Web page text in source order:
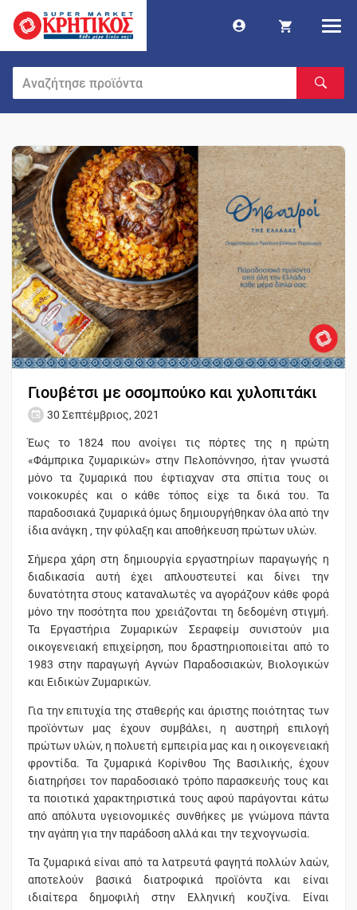
Γιουβέτσι με οσομπούκο και χυλοπιτάκι
30 Σεπτέμβριος, 2021
Έως το 1824 που ανοίγει τις πόρτες της η πρώτη
«Φάμπρικα ζυμαρικών» στην Πελοπόννησο, ήταν γνωστά
μόνο τα ζυμαρικά που έφτιαχναν στα σπίτια τους οι
νοικοκυρές και ο κάθε τόπος είχε τα δικά του. Τα
παραδοσιακά ζυμαρικά όμως δημιουργήθηκαν όλα από την
ίδια ανάγκη , την φύλαξη και αποθήκευση πρώτων υλών.
Σήμερα χάρη στη δημιουργία εργαστηρίων παραγωγής η
διαδικασία αυτή έχει απλουστευτεί και δίνει την
δυνατότητα στους καταναλωτές να αγοράζουν κάθε φορά
μόνο την ποσότητα που χρειάζονται τη δεδομένη στιγμή.
Τα Εργαστήρια Ζυμαρικών Σεραφείμ συνιστούν μια
οικογενειακή επιχείρηση, που δραστηριοποιείται από το
1983 στην παραγωγή Αγνών Παραδοσιακών, Βιολογικών
και Ειδικών Ζυμαρικών.
Για την επιτυχία της σταθερής και άριστης ποιότητας των
προϊόντων μας έχουν συμβάλει, η αυστηρή επιλογή
πρώτων υλών, η πολυετή εμπειρία μας και η οικογενειακή
φροντίδα. Τα ζυμαρικά Κορίνθου Της Βασιλικής, έχουν
διατηρήσει τον παραδοσιακό τρόπο παρασκευής τους και
τα ποιοτικά χαρακτηριστικά τους αφού παράγονται κάτω
από απόλυτα υγειονομικές συνθήκες με γνώμονα πάντα
την αγάπη για την παράδοση αλλά και την τεχνογνωσία.
Τα ζυμαρικά είναι από τα λατρευτά φαγητά πολλών λαών,
αποτελούν βασικά διατροφικά προϊόντα και είναι
ιδιαίτερα δημοφιλή στην Ελληνική κουζίνα. Είναι